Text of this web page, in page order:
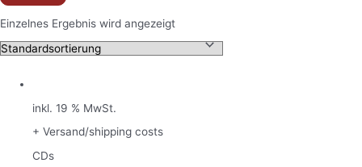
Einzelnes Ergebnis wird angezeigt
inkl. 19 % MwSt.
+ Versand/shipping costs
CDs